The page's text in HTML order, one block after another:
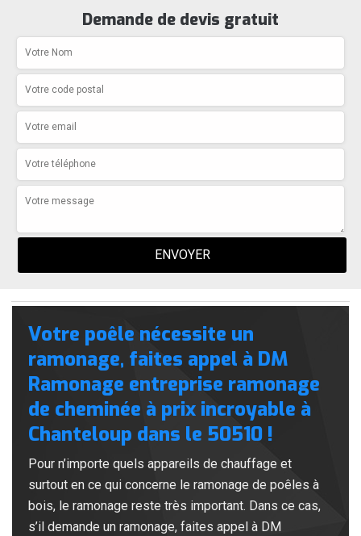
Demande de devis gratuit
Votre poêle nécessite un
ramonage, faites appel à DM
Ramonage entreprise ramonage
de cheminée à prix incroyable à
Chanteloup dans le 50510 !
Pour n’importe quels appareils de chauffage et
surtout en ce qui concerne le ramonage de poêles à
bois, le ramonage reste très important. Dans ce cas,
s’il demande un ramonage, faites appel à DM